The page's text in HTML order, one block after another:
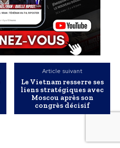
Article suivant
Le Vietnam resserre ses
liens stratégiques avec
Moscou après son
congrès décisif